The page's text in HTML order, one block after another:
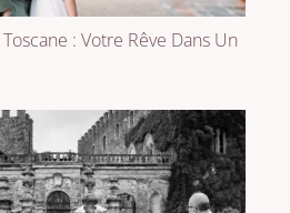
: Votre Rêve Dans Un